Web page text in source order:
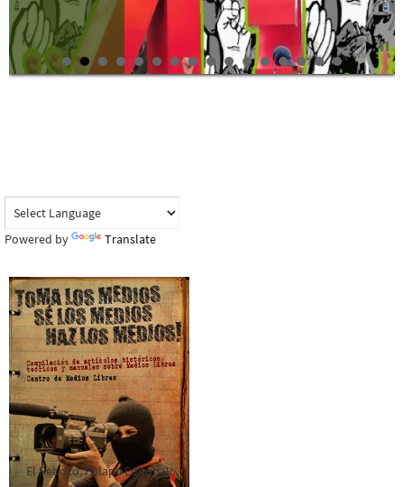
Powered by Translate
El Rebozo, Palapa Editorial,